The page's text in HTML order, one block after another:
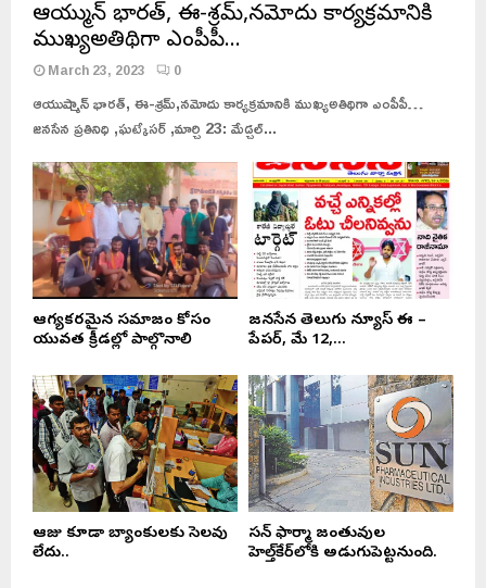
ఆయుష్మాన్ భారత్, ఈ-శ్రమ్,నమోదు కార్యక్రమానికి
ముఖ్యఅతిథిగా ఎంపీపీ…
March 23, 2023 0
ఆయుష్మాన్ భారత్, ఈ-శ్రమ్,నమోదు కార్యక్రమానికి ముఖ్యఅతిథిగా ఎంపీపీ…
జనసేన ప్రతినిధి ,ఘట్కేసర్ ,మార్చి 23: మేడ్చల్...
ఆరోగ్యకరమైన సమాజం కోసం
యువత క్రీడల్లో పాల్గొనాలి
జనసేన తెలుగు న్యూస్ ఈ –
పేపర్, మే 12,...
ఆరోజు కూడా బ్యాంకులకు సెలవు
లేదు..
సన్ ఫార్మా జంతువుల
హెల్త్‌కేర్‌లోకి అడుగుపెట్టనుంది.